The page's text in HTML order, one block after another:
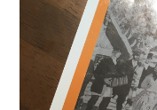
その他
木版画・浮世絵
木版画・浮世絵